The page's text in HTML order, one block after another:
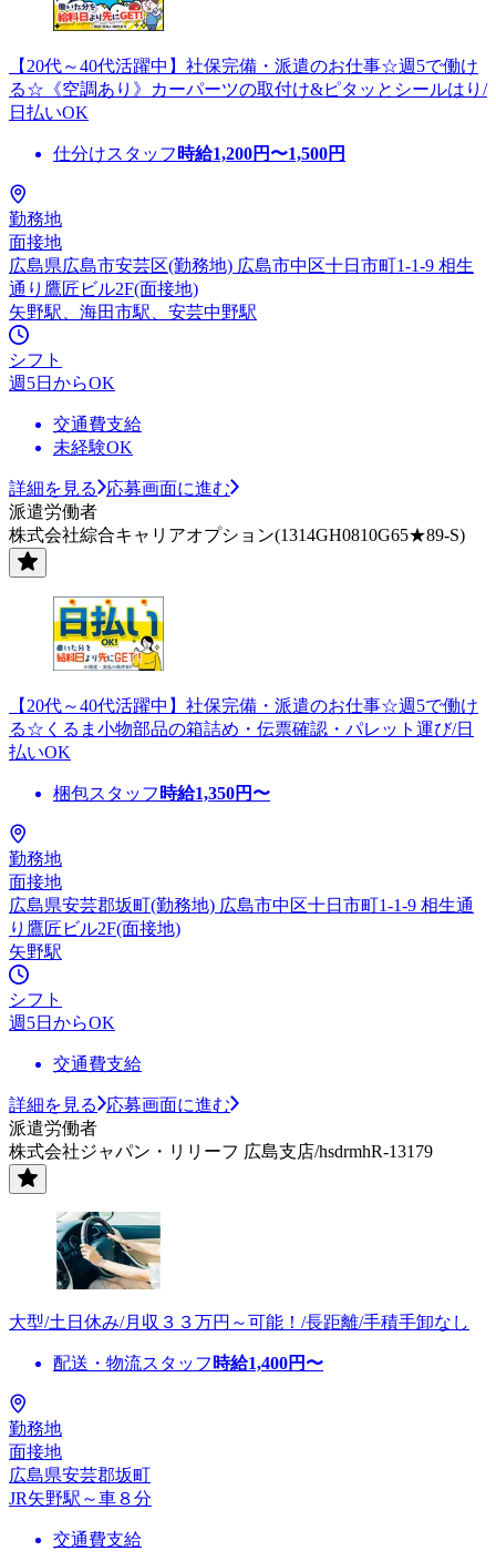
【20代～40代活躍中】社保完備・派遣のお仕事☆週5で働け
る☆《空調あり》カーパーツの取付け&ピタッとシールはり/
日払いOK
仕分けスタッフ 時給1,200円〜1,500円
勤務地
面接地
広島県広島市安芸区(勤務地) 広島市中区十日市町1-1-9 相生
通り鷹匠ビル2F(面接地)
矢野駅、海田市駅、安芸中野駅
シフト
週5日からOK
交通費支給
未経験OK
詳細を見る
応募画面に進む
派遣労働者
株式会社綜合キャリアオプション(1314GH0810G65★89-S)
【20代～40代活躍中】社保完備・派遣のお仕事☆週5で働け
る☆くるま小物部品の箱詰め・伝票確認・パレット運び/日
払いOK
梱包スタッフ 時給1,350円〜
勤務地
面接地
広島県安芸郡坂町(勤務地) 広島市中区十日市町1-1-9 相生通
り鷹匠ビル2F(面接地)
矢野駅
シフト
週5日からOK
交通費支給
詳細を見る
応募画面に進む
派遣労働者
株式会社ジャパン・リリーフ 広島支店/hsdrmhR-13179
大型/土日休み/月収３３万円～可能！/長距離/手積手卸なし
配送・物流スタッフ 時給1,400円〜
勤務地
面接地
広島県安芸郡坂町
JR矢野駅～車８分
交通費支給